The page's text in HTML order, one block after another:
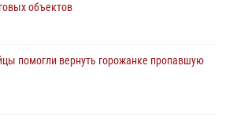
объектов
помогли вернуть горожанке пропавшую